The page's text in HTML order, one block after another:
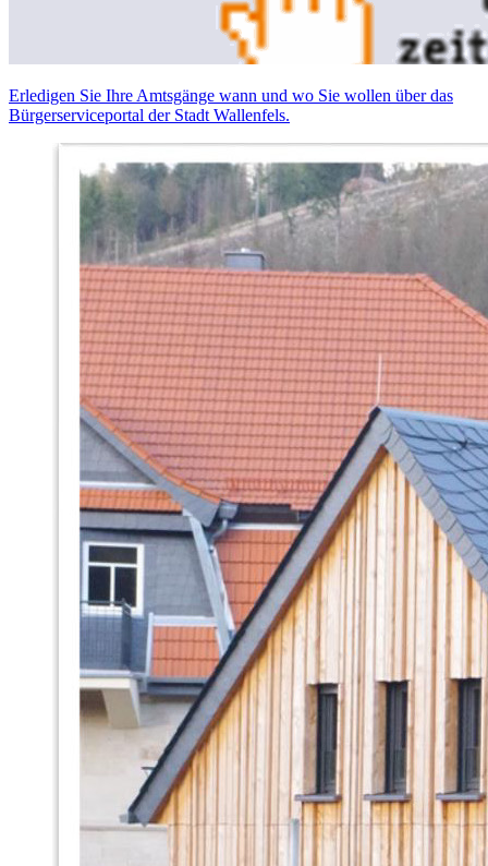
Erledigen Sie Ihre Amtsgänge wann und wo Sie wollen über das
Bürgerserviceportal der Stadt Wallenfels.